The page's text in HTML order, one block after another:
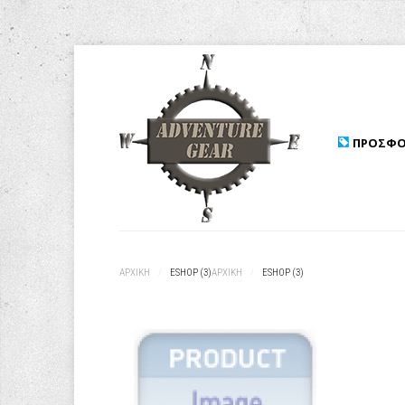
ΑΡΧΙΚΉ ESHOP (3)ΑΡΧΙΚΉ ESHOP (3)